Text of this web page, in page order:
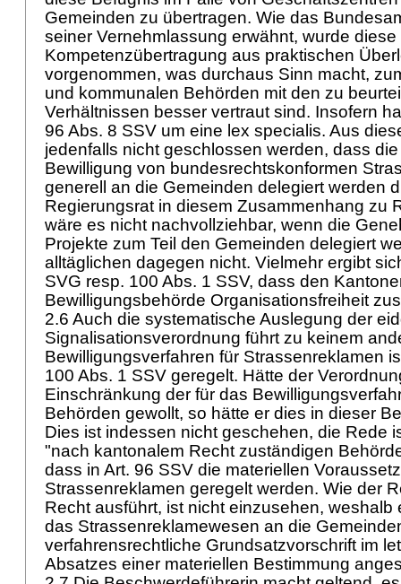
Gemeinden zu übertragen. Wie das
seiner Vernehmlassung erwähnt, wurde diese
Kompetenzübertragung aus praktischen
vorgenommen, was durchaus Sinn macht,
und kommunalen Behörden mit den zu
Verhältnissen besser vertraut sind. Insofern
96 Abs. 8 SSV um eine lex specialis. Aus
jedenfalls nicht geschlossen werden, dass
Bewilligung von bundesrechtskonformen
generell an die Gemeinden delegiert werden
Regierungsrat in diesem Zusammenhang zu
wäre es nicht nachvollziehbar, wenn die
Projekte zum Teil den Gemeinden delegiert
alltäglichen dagegen nicht. Vielmehr ergibt
SVG resp. 100 Abs. 1 SSV, dass den
Bewilligungsbehörde Organisationsfreiheit
2.6 Auch die systematische Auslegung der
Signalisationsverordnung führt zu keinem
Bewilligungsverfahren für Strassenreklamen
100 Abs. 1 SSV geregelt. Hätte der
Einschränkung der für das
Behörden gewollt, so hätte er dies in dieser
Dies ist indessen nicht geschehen, die Rede
"nach kantonalem Recht zuständigen
dass in Art. 96 SSV die materiellen
Strassenreklamen geregelt werden. Wie der
Recht ausführt, ist nicht einzusehen, weshalb
das Strassenreklamewesen an die
verfahrensrechtliche Grundsatzvorschrift im
Absatzes einer materiellen Bestimmung